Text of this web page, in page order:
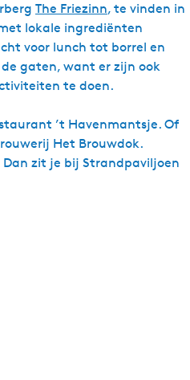
The Friezinn, te vinden in
lokale ingrediënten
voor lunch tot borrel en
gaten, want er zijn ook
te doen.
’t Havenmantsje. Of
Het Brouwdok.
zit je bij Strandpaviljoen